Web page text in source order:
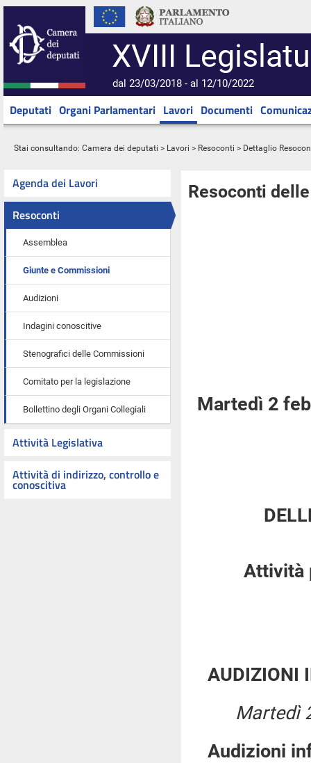
XVIII
dal 23/03/2018 - al 12/10/2022
Deputati Organi Parlamentari Lavori Documenti
Stai consultando: Camera dei deputati > Lavori > Resoconti > Dettaglio
Agenda dei Lavori
Resoconti
Assemblea
Giunte e Commissioni
Audizioni
Indagini conoscitive
Stenografici delle Commissioni
Comitato per la legislazione
Bollettino degli Organi Collegiali
Attività Legislativa
Attività di indirizzo, controllo e
conoscitiva
Resoconti
Martedì 2
Attività
AUDIZIONI
Martedì
Audizioni